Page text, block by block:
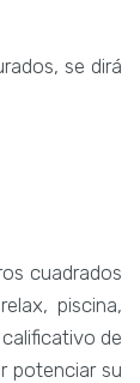
se dirá
cuadrados
piscina,
de
potenciar su